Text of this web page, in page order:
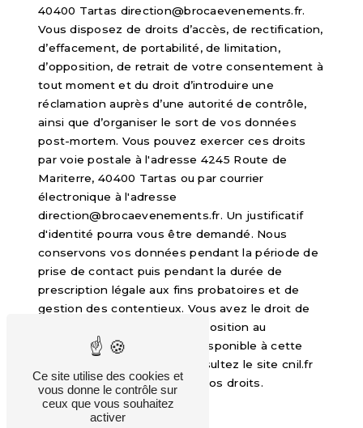
40400 Tartas direction@brocaevenements.fr.
Vous disposez de droits d’accès, de rectification,
d’effacement, de portabilité, de limitation,
d’opposition, de retrait de votre consentement à
tout moment et du droit d’introduire une
réclamation auprès d’une autorité de contrôle,
ainsi que d’organiser le sort de vos données
post-mortem. Vous pouvez exercer ces droits
par voie postale à l'adresse 4245 Route de
Mariterre, 40400 Tartas ou par courrier
électronique à l'adresse
direction@brocaevenements.fr. Un justificatif
d'identité pourra vous être demandé. Nous
conservons vos données pendant la période de
prise de contact puis pendant la durée de
prescription légale aux fins probatoires et de
gestion des contentieux. Vous avez le droit de
vous inscrire sur la liste d'opposition au
démarchage téléphonique, disponible à cette
. Consultez le site cnil.fr
pour plus d’informations sur vos droits.
Ce site utilise des cookies et
vous donne le contrôle sur
ceux que vous souhaitez
activer